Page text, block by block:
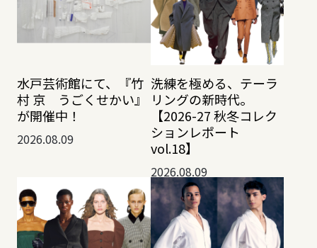
水戸芸術館にて、『竹
村 京 うごくせかい』
が開催中！
2026.08.09
洗練を極める、テーラ
リングの新時代。
【2026-27 秋冬コレク
ションレポート
vol.18】
2026.08.09